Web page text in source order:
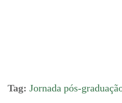
Tag: Jornada pós-